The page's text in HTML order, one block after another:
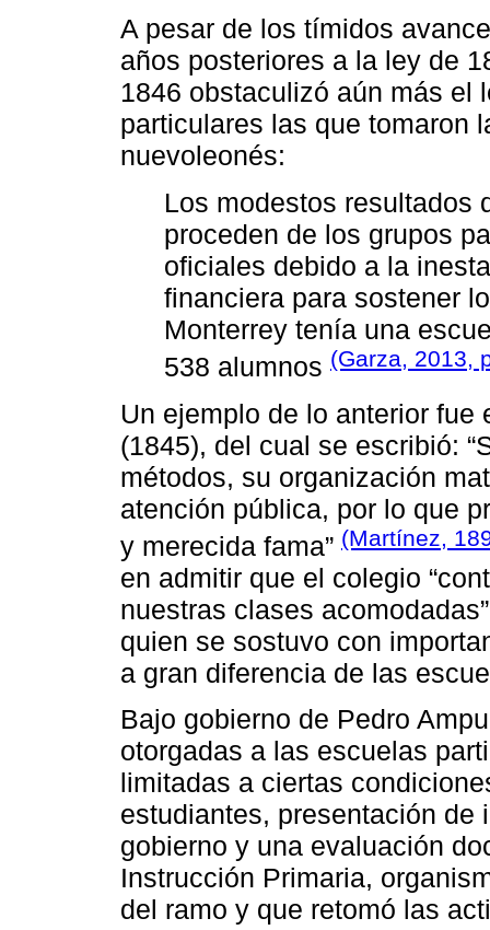
A pesar de los tímidos
años posteriores a la ley de
1846 obstaculizó aún más el
particulares las que tomaron
nuevoleonés:
Los modestos resultados
proceden de los grupos
oficiales debido a la
financiera para sostener
Monterrey tenía una
538 alumnos (Garza, 2013,
Un ejemplo de lo anterior
(1845), del cual se escribió:
métodos, su organización
atención pública, por lo que
y merecida fama” (Martínez,
en admitir que el colegio
nuestras clases
quien se sostuvo con
a gran diferencia de las
Bajo gobierno de Pedro
otorgadas a las escuelas
limitadas a ciertas
estudiantes, presentación
gobierno y una evaluación
Instrucción Primaria,
del ramo y que retomó las